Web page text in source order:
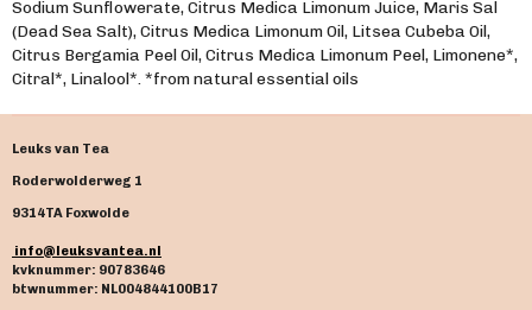
Sodium Sunflowerate, Citrus Medica Limonum Juice, Maris Sal
(Dead Sea Salt), Citrus Medica Limonum Oil, Litsea Cubeba Oil,
Citrus Bergamia Peel Oil, Citrus Medica Limonum Peel, Limonene*,
Citral*, Linalool*. *from natural essential oils
Leuks van Tea
Roderwolderweg 1
9314TA Foxwolde
info@leuksvantea.nl
kvknummer: 90783646
btwnummer: NL004844100B17